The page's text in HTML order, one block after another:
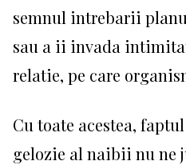
semnul intrebarii
sau a ii invada
relatie, pe care
Cu toate acestea,
gelozie al naibii nu ne